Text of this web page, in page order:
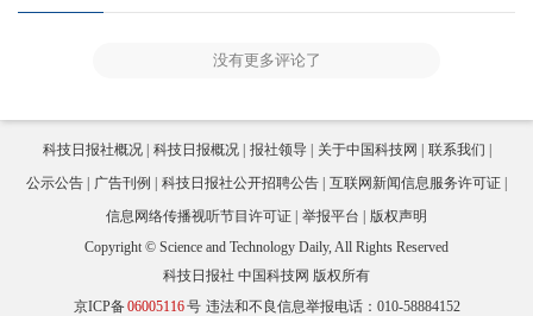
没有更多评论了
科技日报社概况 科技日报概况 报社领导 关于中国科技网
联系我们
公示公告
广告刊例 科技日报社公开招聘公告
互联网新闻信息服务许可证
信息网络传播视听节目许可证
举报平台
版权声明
Copyright © Science and Technology Daily, All Rights Reserved
科技日报社 中国科技网 版权所有
京ICP备06005116号 违法和不良信息举报电话：010-58884152